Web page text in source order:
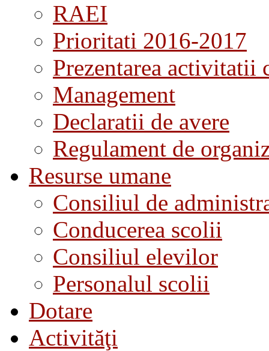
RAEI
Prioritati 2016-2017
Prezentarea activitatii
Management
Declaratii de avere
Regulament de
Resurse umane
Consiliul de
Conducerea scolii
Consiliul elevilor
Personalul scolii
Dotare
Activităţi